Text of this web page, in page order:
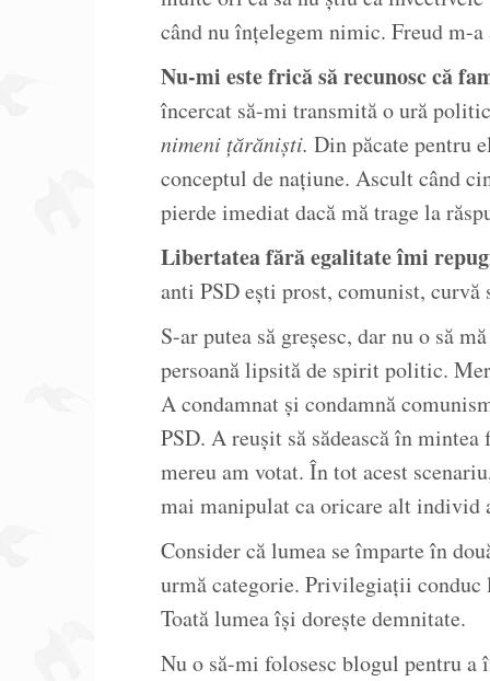
când nu înțelegem nimic. Freud m-
Nu-mi este frică să recunosc că
încercat să-mi transmită o ură
nimeni țărăniști. Din păcate pentru
conceptul de națiune. Ascult când
pierde imediat dacă mă trage la
Libertatea fără egalitate îmi
anti PSD ești prost, comunist, curvă
S-ar putea să greșesc, dar nu o să
persoană lipsită de spirit politic.
A condamnat și condamnă
PSD. A reușit să sădească în
mereu am votat. În tot acest
mai manipulat ca oricare alt individ
Consider că lumea se împarte în
urmă categorie. Privilegiații
Toată lumea își dorește demnitate.
Nu o să-mi folosesc blogul pentru a